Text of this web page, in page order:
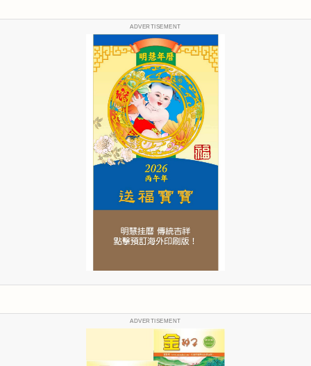
ADVERTISEMENT
ADVERTISEMENT